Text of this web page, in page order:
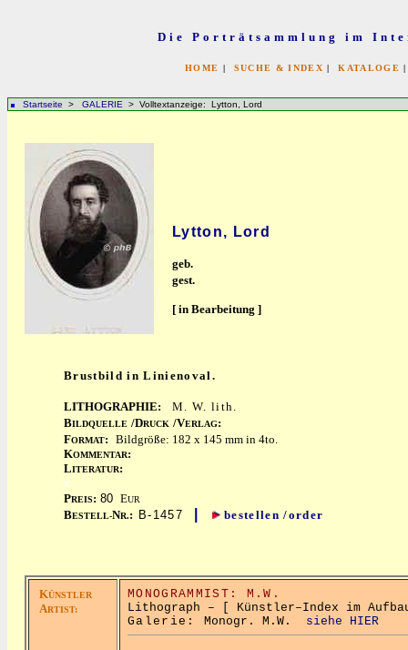
Die Porträtsammlung im
HOME | SUCHE & INDEX |KATALOGE
Startseite > GALERIE > Volltextanzeige: Lytton, Lord
Lytton, Lord
geb.
gest.
[ in Bearbeitung ]
Brustbild in Linienoval.
LITHOGRAPHIE:
M. W. lith.
BILDQUELLE /DRUCK /VERLAG:
FORMAT: Bildgröße: 182 x 145 mm in 4to.
KOMMENTAR:
LITERATUR:
x
PREIS: 80 EUR
BESTELL-NR.: B-1457 bestellen /order
KÜNSTLER
ARTIST:
MONOGRAMMIST: M.W.
Lithograph – [ Künstler–Index im
Galerie: Monogr. M.W. siehe HIER